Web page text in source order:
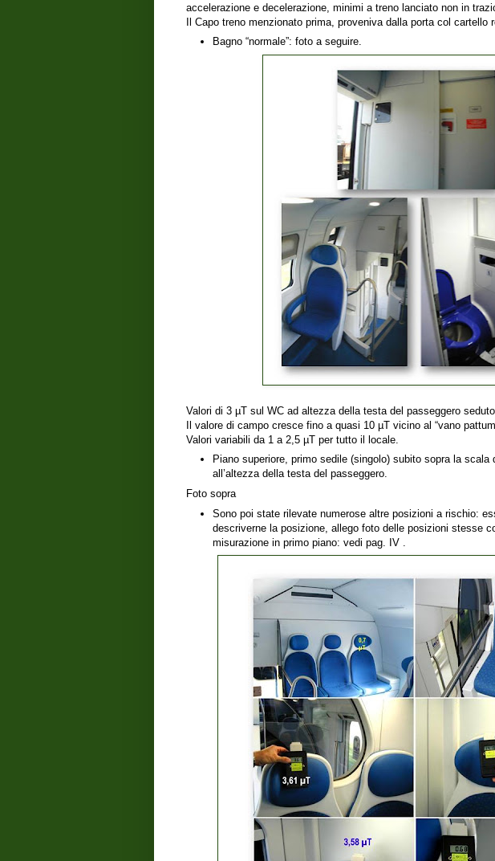
accelerazione e decelerazione, minimi a treno lanciato non in
Il Capo treno menzionato prima, proveniva dalla porta col cartello
Bagno “normale”: foto a seguire.
Valori di 3 µT sul WC ad altezza della testa del passeggero seduto.
Il valore di campo cresce fino a quasi 10 µT vicino al “vano
Valori variabili da 1 a 2,5 µT per tutto il locale.
Piano superiore, primo sedile (singolo) subito sopra la scala
all’altezza della testa del passeggero.
Foto sopra
Sono poi state rilevate numerose altre posizioni a rischio:
descriverne la posizione, allego foto delle posizioni stesse
misurazione in primo piano: vedi pag. IV .